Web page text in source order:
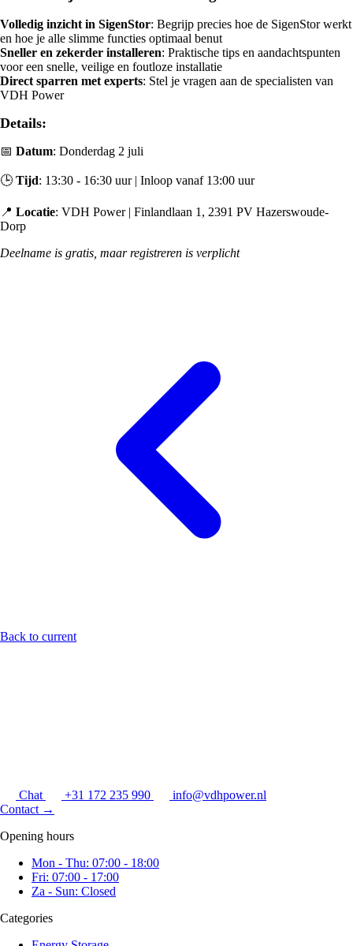
Volledig inzicht in SigenStor: Begrijp precies hoe de SigenStor werkt
en hoe je alle slimme functies optimaal benut
Sneller en zekerder installeren: Praktische tips en aandachtspunten
voor een snelle, veilige en foutloze installatie
Direct sparren met experts: Stel je vragen aan de specialisten van
VDH Power
Details:
📅 Datum: Donderdag 2 juli
🕒 Tijd: 13:30 - 16:30 uur | Inloop vanaf 13:00 uur
📍 Locatie: VDH Power | Finlandlaan 1, 2391 PV Hazerswoude-
Dorp
Deelname is gratis, maar registreren is verplicht
Back to current
Chat +31 172 235 990
info@vdhpower.nl
Contact →
Opening hours
Mon - Thu: 07:00 - 18:00
Fri: 07:00 - 17:00
Za - Sun: Closed
Categories